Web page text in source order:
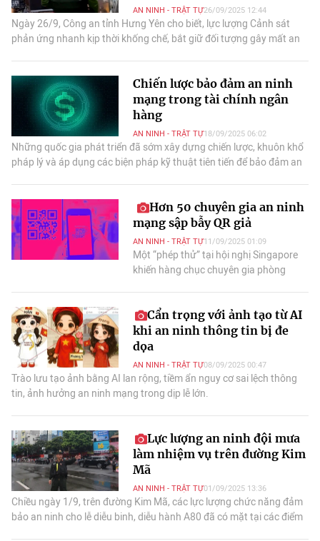
AN NINH - TRẬT TỰ26/09/2025 12:44
Ngày 26/9, Công an tỉnh Hưng Yên cho biết, lực lượng Cảnh sát
phản ứng nhanh kịp thời khống chế, bắt giữ đối tượng gây mất an
Chiến lược bảo đảm an ninh
mạng trong tài chính ngân
hàng
AN NINH - TRẬT TỰ18/09/2025 06:02
Những quốc gia phát triển đã sớm xây dựng chiến lược, khuôn khổ
pháp lý và áp dụng các biện pháp kỹ thuật tiên tiến để bảo đảm an
Hơn 50 chuyên gia an ninh
mạng sập bẫy QR giả
AN NINH - TRẬT TỰ11/09/2025 01:09
Một “phép thử” tại hội nghị Singapore
khiến hàng chục chuyên gia phòng
Cẩn trọng với ảnh tạo từ AI
khi an ninh thông tin bị đe
dọa
AN NINH - TRẬT TỰ08/09/2025 00:47
Trào lưu tạo ảnh bằng AI lan rộng, tiềm ẩn nguy cơ sai lệch thông
tin, ảnh hưởng an ninh mạng trong dịp lễ lớn.
Lực lượng an ninh đội mưa
làm nhiệm vụ trên đường Kim
Mã
AN NINH - TRẬT TỰ01/09/2025 13:36
Chiều ngày 1/9, trên đường Kim Mã, các lực lượng chức năng đảm
bảo an ninh cho lễ diễu binh, diễu hành A80 đã có mặt tại các điểm